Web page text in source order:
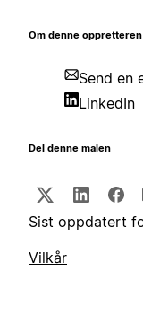
Om denne oppretteren
Send en
LinkedIn
Del denne malen
Sist oppdatert
Vilkår